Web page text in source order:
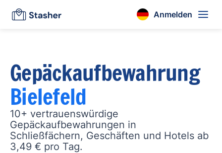
Anmelden
Gepäckaufbewahrung
Bielefeld
10+ vertrauenswürdige
Gepäckaufbewahrungen in
Schließfächern, Geschäften und Hotels ab
3,49 € pro Tag.